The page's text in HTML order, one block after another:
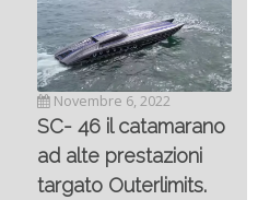
Novembre 6, 2022
SC- 46 il catamarano
ad alte prestazioni
targato Outerlimits.